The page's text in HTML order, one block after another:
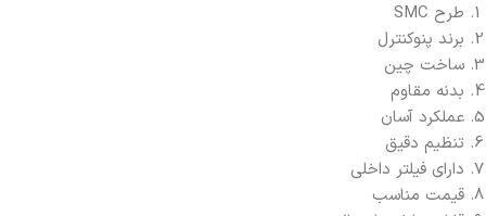
طرح SMC
برند پنوکنترل
ساخت چین
بدنه مقاوم
عملکرد آسان
تنظیم دقیق
دارای فیلتر داخلی
قیمت مناسب